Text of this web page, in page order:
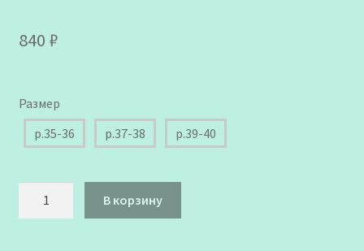
840 ₽
Размер
р.35-36
р.37-38 р.39-40
В корзину